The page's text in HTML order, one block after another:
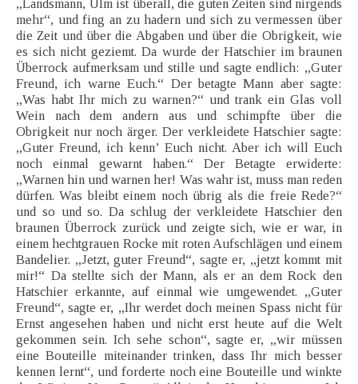
„Landsmann, Ulm ist überall, die guten Zeiten sind nirgends
mehr“, und fing an zu hadern und sich zu vermessen über
die Zeit und über die Abgaben und über die Obrigkeit, wie
es sich nicht geziemt. Da wurde der Hatschier im braunen
Überrock aufmerksam und stille und sagte endlich: „Guter
Freund, ich warne Euch.“ Der betagte Mann aber sagte:
„Was habt Ihr mich zu warnen?“ und trank ein Glas voll
Wein nach dem andern aus und schimpfte über die
Obrigkeit nur noch ärger. Der verkleidete Hatschier sagte:
„Guter Freund, ich kenn’ Euch nicht. Aber ich will Euch
noch einmal gewarnt haben.“ Der Betagte erwiderte:
„Warnen hin und warnen her! Was wahr ist, muss man reden
dürfen. Was bleibt einem noch übrig als die freie Rede?“
und so und so. Da schlug der verkleidete Hatschier den
braunen Überrock zurück und zeigte sich, wie er war, in
einem hechtgrauen Rocke mit roten Aufschlägen und einem
Bandelier. „Jetzt, guter Freund“, sagte er, „jetzt kommt mit
mir!“ Da stellte sich der Mann, als er an dem Rock den
Hatschier erkannte, auf einmal wie umgewendet. „Guter
Freund“, sagte er, „Ihr werdet doch meinen Spass nicht für
Ernst angesehen haben und nicht erst heute auf die Welt
gekommen sein. Ich sehe schon“, sagte er, „wir müssen
eine Bouteille miteinander trinken, dass Ihr mich besser
kennen lernt“, und forderte noch eine Bouteille und winkte